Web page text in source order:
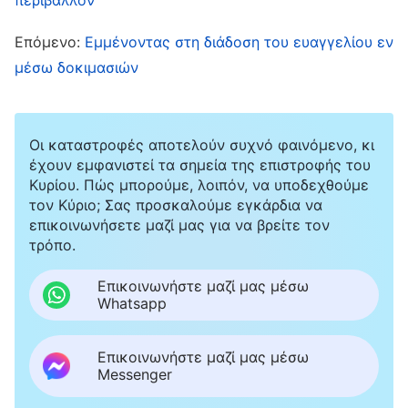
διάβασα μια φράση σε μια επιστολή που
αδελφές θέλουν πραγματικά να κάνουν καλά
το καθήκον τους, τότε, όταν οι επικεφαλής
επανέρχονται για να επιβλέψουν το έργο τους,
και να τονίσουν εγκαίρως τα προβλήματά τους
και τις αποκλίσεις τους, θα πρέπει να είναι
πρόθυμοι να δεχτούν». Διαβάζοντας αυτήν τη
φράση, ένιωσα μεγάλη ντροπή. Μπροστά στην
επίβλεψη και τις υποδείξεις της επικεφαλής,
δεν στεναχωρήθηκα που δεν έκανα καλά το
καθήκον μου, αλλά θύμωσα επειδή η
Επόμενο: Εμμένοντας στη διάδοση του ευαγγελίου εν
μέσω δοκιμασιών
Οι καταστροφές αποτελούν συχνό φαινόμενο, κι
έχουν εμφανιστεί τα σημεία της επιστροφής του
Κυρίου. Πώς μπορούμε, λοιπόν, να υποδεχθούμε
τον Κύριο; Σας προσκαλούμε εγκάρδια να
επικοινωνήσετε μαζί μας για να βρείτε τον
τρόπο.
Επικοινωνήστε μαζί μας μέσω
Whatsapp
Επικοινωνήστε μαζί μας μέσω
Messenger